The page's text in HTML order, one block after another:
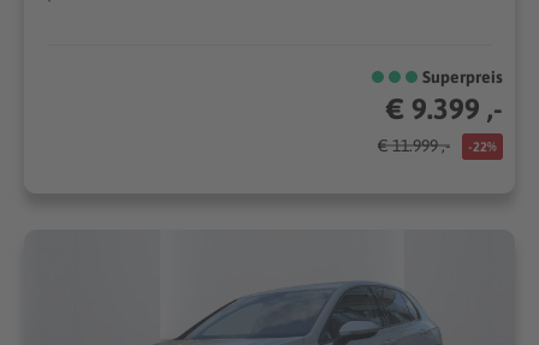
Superpreis
€ 9.399 ,-
€ 11.999 ,- -22%